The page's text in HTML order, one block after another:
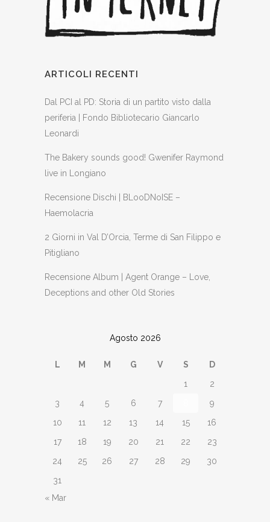
ARTICOLI RECENTI
Dal PCI al PD: Storia di un partito visto dalla
periferia | Fondo Bibliotecario Giancarlo
Leonardi
The Bakery sounds good! Gwenifer Raymond
live in Longiano
Recensione Dischi | BLooDNoISE –
Haemolacria
2 Giorni in Val D’Orcia, Terme di San Filippo e
Pitigliano
Recensione Album | Agent Orange – Love,
Deceptions and other Old Stories
Agosto 2026
L M M G V S
D
1
2
3
4 5 6 7
9
10
11 12 13 14 15
16
17
18 19 20 21 22
23
24
25 26 27 28 29
30
31
« Mar